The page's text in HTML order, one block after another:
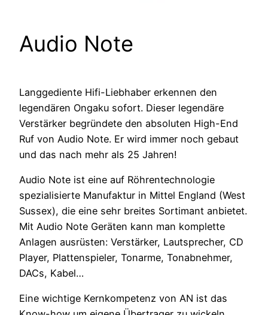
Audio Note
Langgediente Hifi-Liebhaber erkennen den
legendären Ongaku sofort. Dieser legendäre
Verstärker begründete den absoluten High-End
Ruf von Audio Note. Er wird immer noch gebaut
und das nach mehr als 25 Jahren!
Audio Note ist eine auf Röhrentechnologie
spezialisierte Manufaktur in Mittel England (West
Sussex), die eine sehr breites Sortimant anbietet.
Mit Audio Note Geräten kann man komplette
Anlagen ausrüsten: Verstärker, Lautsprecher, CD
Player, Plattenspieler, Tonarme, Tonabnehmer,
DACs, Kabel…
Eine wichtige Kernkompetenz von AN ist das